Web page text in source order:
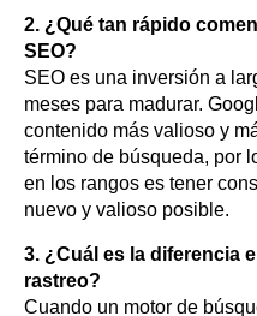
2. ¿Qué tan rápido
SEO?
SEO es una inversión a
meses para madurar.
contenido más valioso y
término de búsqueda, por
en los rangos es tener
nuevo y valioso posible.
3. ¿Cuál es la diferencia
rastreo?
Cuando un motor de